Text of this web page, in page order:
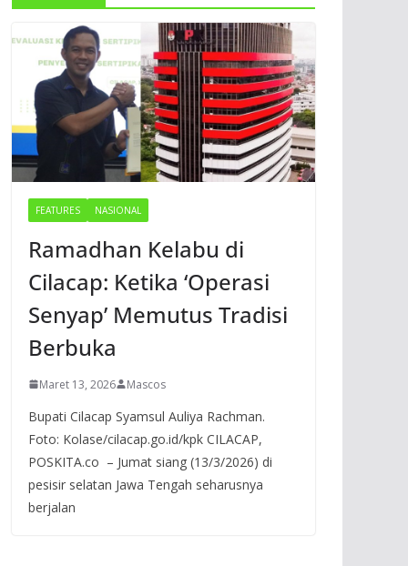
FEATURES NASIONAL
Ramadhan Kelabu di
Cilacap: Ketika ‘Operasi
Senyap’ Memutus Tradisi
Berbuka
Maret 13, 2026 Mascos
Bupati Cilacap Syamsul Auliya Rachman.
Foto: Kolase/cilacap.go.id/kpk CILACAP,
POSKITA.co – Jumat siang (13/3/2026) di
pesisir selatan Jawa Tengah seharusnya
berjalan